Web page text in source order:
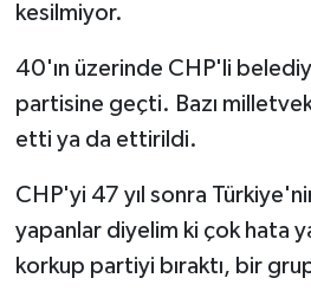
kesilmiyor.
40'ın üzerinde CHP'li
partisine geçti. Bazı
etti ya da ettirildi.
CHP'yi 47 yıl sonra
yapanlar diyelim ki çok hata
korkup partiyi bıraktı, bir